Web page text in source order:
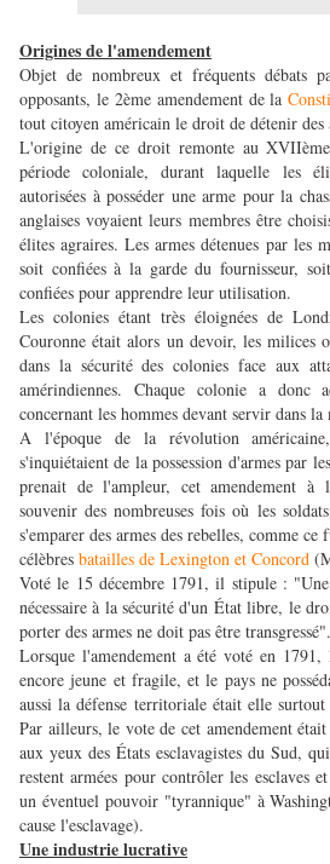
Origines de l'amendement
Objet de nombreux et fréquents débats
opposants, le 2ème amendement de la
tout citoyen américain le droit de détenir des
L'origine de ce droit remonte au
période coloniale, durant laquelle les
autorisées à posséder une arme pour la
anglaises voyaient leurs membres être
élites agraires. Les armes détenues par les
soit confiées à la garde du fournisseur,
confiées pour apprendre leur utilisation.
Les colonies étant très éloignées de
Couronne était alors un devoir, les milices
dans la sécurité des colonies face aux
amérindiennes. Chaque colonie a donc
concernant les hommes devant servir dans
A l'époque de la révolution
s'inquiétaient de la possession d'armes par
prenait de l'ampleur, cet amendement
souvenir des nombreuses fois où les
s'emparer des armes des rebelles, comme
célèbres batailles de Lexington et Concord
Voté le 15 décembre 1791, il stipule :
nécessaire à la sécurité d'un État libre, le
porter des armes ne doit pas être transgressé".
Lorsque l'amendement a été voté en
encore jeune et fragile, et le pays ne
aussi la défense territoriale était elle
Par ailleurs, le vote de cet amendement
aux yeux des États esclavagistes du Sud,
restent armées pour contrôler les esclaves
un éventuel pouvoir "tyrannique" à
cause l'esclavage).
Une industrie lucrative